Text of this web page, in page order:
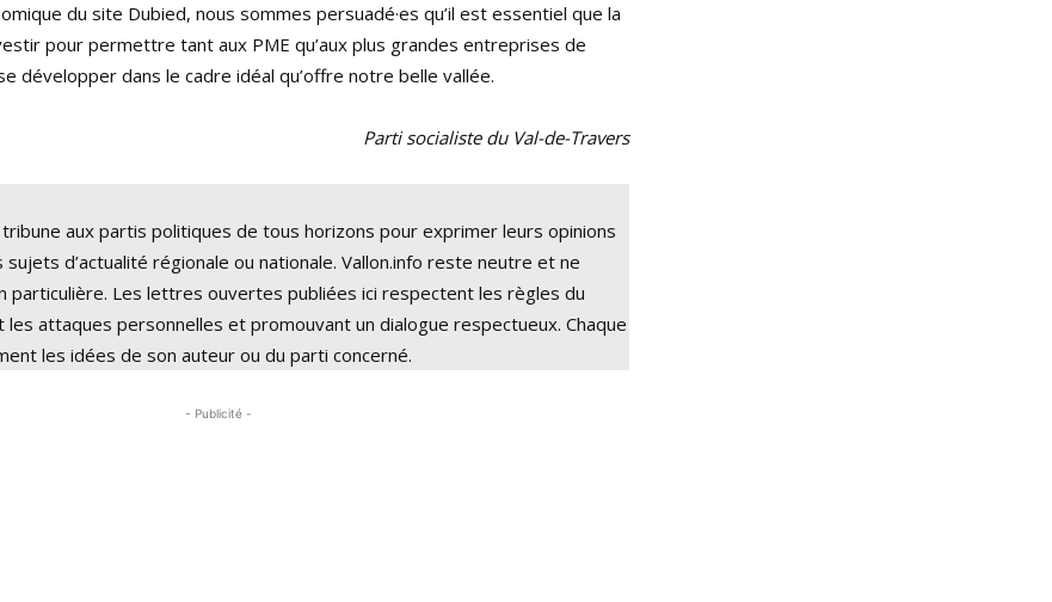
du site Dubied, nous sommes persuadé·es qu’il est essentiel que la
pour permettre tant aux PME qu’aux plus grandes entreprises de
développer dans le cadre idéal qu’offre notre belle vallée.
Parti socialiste du Val-de-Travers
aux partis politiques de tous horizons pour exprimer leurs opinions
d’actualité régionale ou nationale. Vallon.info reste neutre et ne
particulière. Les lettres ouvertes publiées ici respectent les règles du
les attaques personnelles et promouvant un dialogue respectueux. Chaque
les idées de son auteur ou du parti concerné.
- Publicité -